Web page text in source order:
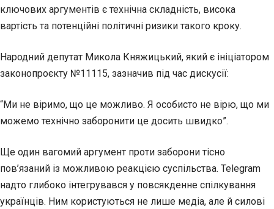
ключових аргументів є технічна складність, висока
вартість та потенційні політичні ризики такого кроку.
Народний депутат Микола Княжицький, який є ініціатором
законопроєкту №11115, зазначив під час дискусії:
“Ми не віримо, що це можливо. Я особисто не вірю, що ми
можемо технічно заборонити це досить швидко”.
Ще один вагомий аргумент проти заборони тісно
пов’язаний із можливою реакцією суспільства. Telegram
надто глибоко інтегрувався у повсякденне спілкування
українців. Ним користуються не лише медіа, але й силові